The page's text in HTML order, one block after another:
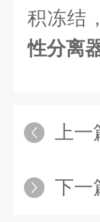
积冻结
性分离
上一
下一